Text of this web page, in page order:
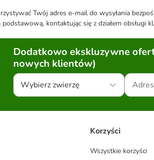
Twój adres e-mail do wysyłania
podstawową, kontaktując się z działem obsługi
Dodatkowo ekskluzywne
nowych klientów)
Wybierz zwierzę
Korzyści
Wszystkie korzyści